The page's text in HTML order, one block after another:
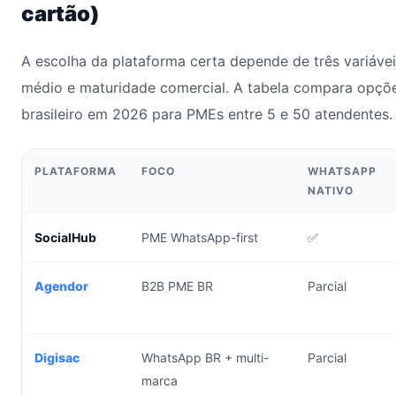
cartão)
A escolha da plataforma certa depende de três
médio e maturidade comercial. A tabela compara
brasileiro em 2026 para PMEs entre 5 e 50 atendentes.
PLATAFORMA FOCO
WHATSAPP
NATIVO
SocialHub PME WhatsApp-first ✅
Agendor B2B PME BR Parcial
Digisac
WhatsApp BR + multi-
marca
Parcial